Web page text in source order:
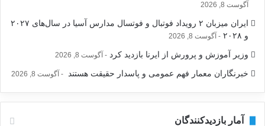
آگوست 8, 2026
ایران میزبان ۲ رویداد فوتبال و فوتسال مدارس آسیا در سال‌های ۲۰۲۷
و ۲۰۲۸
آگوست 8, 2026
وزیر آموزش و پرورش از ایرنا بازدید کرد آگوست 8, 2026
خبرنگاران معمار فهم عمومی و پاسدار حقیقت هستند آگوست 8, 2026
آمار بازدیدکنندگان